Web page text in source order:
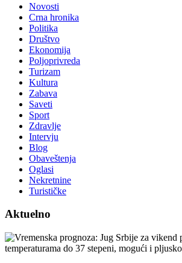
Novosti
Crna hronika
Politika
Društvo
Ekonomija
Poljoprivreda
Turizam
Kultura
Zabava
Saveti
Sport
Zdravlje
Intervju
Blog
Obaveštenja
Oglasi
Nekretnine
Turističke
Aktuelno